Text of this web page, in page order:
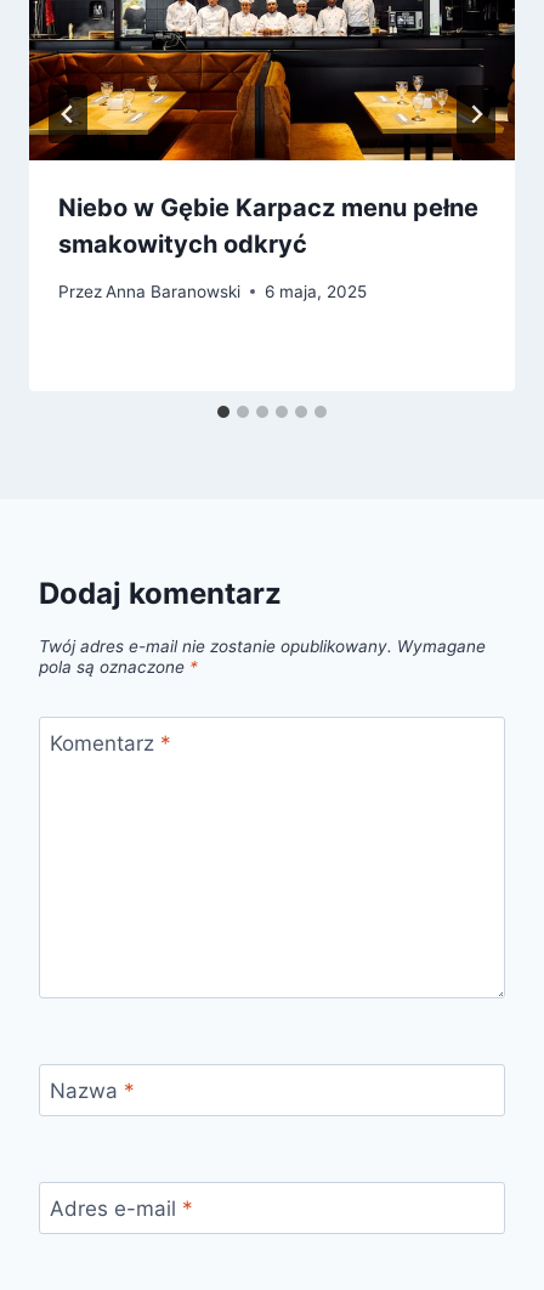
Niebo w Gębie Karpacz menu pełne
smakowitych odkryć
PrzezAnna Baranowski 6 maja, 2025
Dodaj komentarz
Twój adres e-mail nie zostanie opublikowany. Wymagane
pola są oznaczone *
Komentarz *
Nazwa *
Adres e-mail *